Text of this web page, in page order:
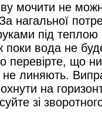
мочити не
нагальної
під
поки вода не
що
линяють.
на
зі